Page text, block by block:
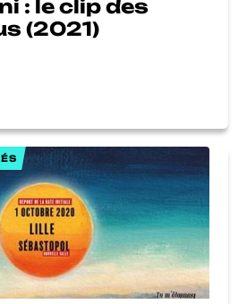
: le clip des
(2021)